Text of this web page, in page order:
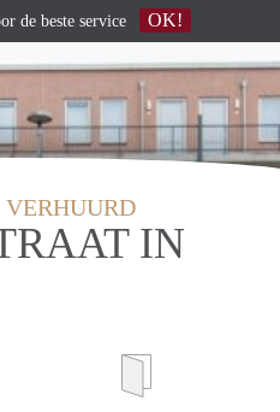
IN
de beste service OK!